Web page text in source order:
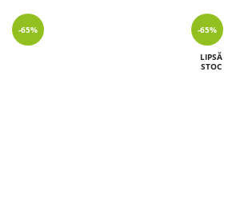
-65% -65%
LIPSĂ
STOC